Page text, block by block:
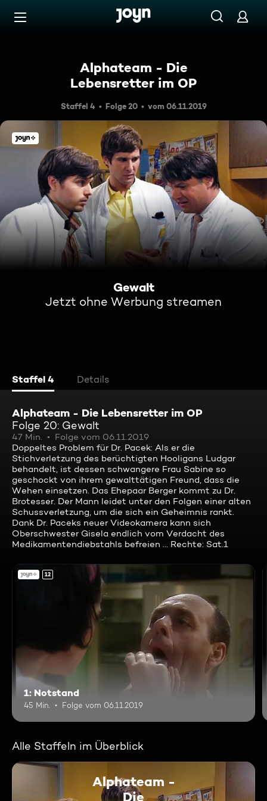
Zum Inhalt springen
Alphateam - Die
Lebensretter im OP
Staffel 4 Folge 20 vom 06.11.2019
Gewalt
Jetzt ohne Werbung streamen
Staffel 4 Details
Alphateam - Die Lebensretter im OP
Folge 20: Gewalt
47 Min.
Folge vom 06.11.2019
Doppeltes Problem für Dr. Pacek: Als er die
Stichverletzung des berüchtigten Hooligans Ludgar
behandelt, ist dessen schwangere Frau Sabine so
geschockt von ihrem gewalttätigen Freund, dass die
Wehen einsetzen. Das Ehepaar Berger kommt zu Dr.
Brotesser. Der Mann leidet unter den Folgen einer alten
Schussverletzung, um die sich ein Geheimnis rankt.
Dank Dr. Paceks neuer Videokamera kann sich
Oberschwester Gisela endlich vom Verdacht des
Medikamentendiebstahls befreien ... Rechte: Sat.1
12
1: Notstand
45 Min. Folge vom 06.11.2019
Alle Staffeln im Überblick
Alphateam -
Die